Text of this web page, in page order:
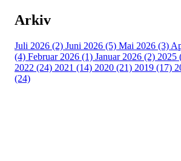
Arkiv
Juli 2026 (2) Juni 2026 (5) Mai 2026 (3)
(4) Februar 2026 (1) Januar 2026 (2) 2025
2022 (24) 2021 (14) 2020 (21) 2019 (17)
(24)